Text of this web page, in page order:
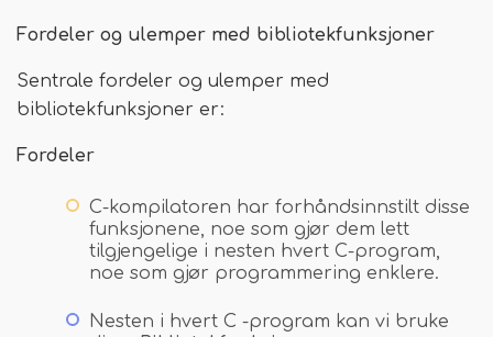
Fordeler og ulemper med bibliotekfunksjoner
Sentrale fordeler og ulemper med
bibliotekfunksjoner er:
Fordeler
C-kompilatoren har forhåndsinnstilt disse
funksjonene, noe som gjør dem lett
tilgjengelige i nesten hvert C-program,
noe som gjør programmering enklere.
Nesten i hvert C -program kan vi bruke